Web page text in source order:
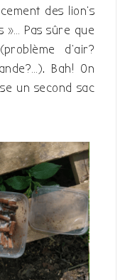
des lion’s
»… Pas sûre que
d’air?
Bah! On
un second sac